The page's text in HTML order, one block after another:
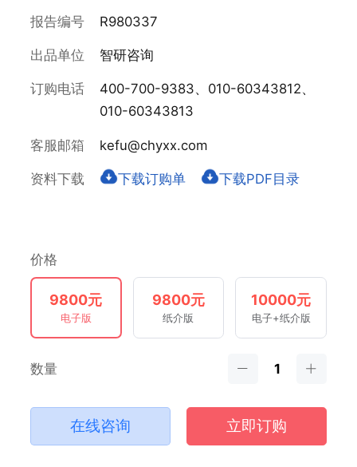
报告编号 R980337
出品单位 智研咨询
订购电话
400-700-9383、010-60343812、
010-60343813
客服邮箱 kefu@chyxx.com
资料下载 下载订购单 下载PDF目录
价格
9800元
电子版
9800元
纸介版
10000元
电子+纸介版
数量
在线咨询 立即订购